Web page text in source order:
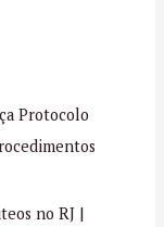
Protocolo
no RJ |